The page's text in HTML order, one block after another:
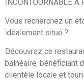
INCONTOURNABLE À
Vous recherchez un
idéalement situé ?
Découvrez ce
balnéaire, bénéficiant
clientèle locale et